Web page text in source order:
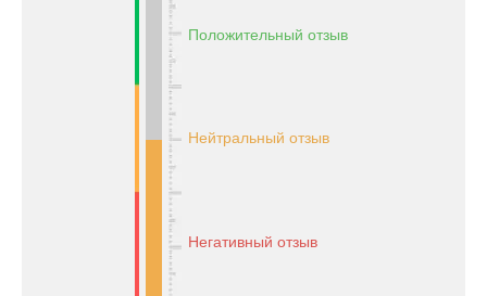
Положительный отзыв
Нейтральный отзыв
Негативный отзыв